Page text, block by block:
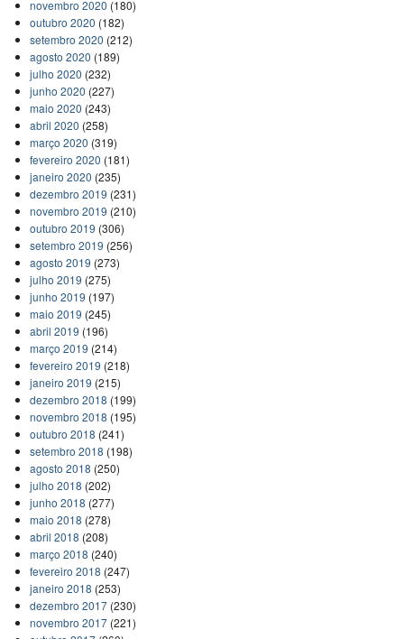
novembro 2020 (180)
outubro 2020 (182)
setembro 2020 (212)
agosto 2020 (189)
julho 2020 (232)
junho 2020 (227)
maio 2020 (243)
abril 2020 (258)
março 2020 (319)
fevereiro 2020 (181)
janeiro 2020 (235)
dezembro 2019 (231)
novembro 2019 (210)
outubro 2019 (306)
setembro 2019 (256)
agosto 2019 (273)
julho 2019 (275)
junho 2019 (197)
maio 2019 (245)
abril 2019 (196)
março 2019 (214)
fevereiro 2019 (218)
janeiro 2019 (215)
dezembro 2018 (199)
novembro 2018 (195)
outubro 2018 (241)
setembro 2018 (198)
agosto 2018 (250)
julho 2018 (202)
junho 2018 (277)
maio 2018 (278)
abril 2018 (208)
março 2018 (240)
fevereiro 2018 (247)
janeiro 2018 (253)
dezembro 2017(230)
novembro 2017(221)